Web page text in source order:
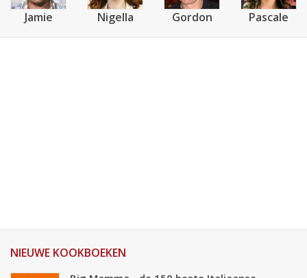
Jamie Nigella Gordon Pascale
NIEUWE KOOKBOEKEN